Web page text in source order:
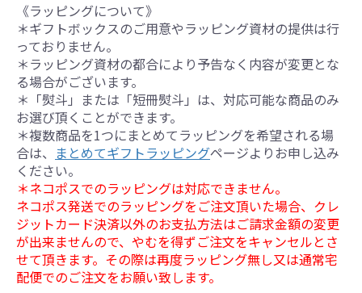
《ラッピングについて》
＊ギフトボックスのご用意やラッピング資材の提供は行
っておりません。
＊ラッピング資材の都合により予告なく内容が変更とな
る場合がございます。
＊「熨斗」または「短冊熨斗」は、対応可能な商品のみ
お選び頂くことができます。
＊複数商品を1つにまとめてラッピングを希望される場
合は、 まとめてギフトラッピングページよりお申し込み
ください。
＊ネコポスでのラッピングは対応できません。
ネコポス発送でのラッピングをご注文頂いた場合、クレ
ジットカード決済以外のお支払方法はご請求金額の変更
が出来ませんので、やむを得ずご注文をキャンセルとさ
せて頂きます。その際は再度ラッピング無し又は通常宅
配便でのご注文をお願い致します。